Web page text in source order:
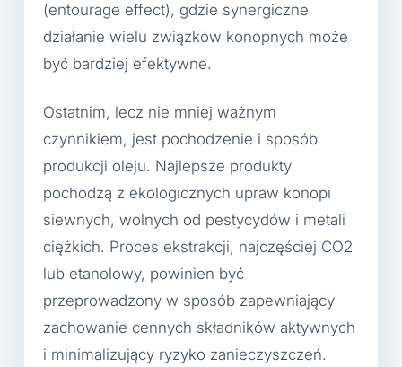
(entourage effect), gdzie synergiczne
działanie wielu związków konopnych może
być bardziej efektywne.
Ostatnim, lecz nie mniej ważnym
czynnikiem, jest pochodzenie i sposób
produkcji oleju. Najlepsze produkty
pochodzą z ekologicznych upraw konopi
siewnych, wolnych od pestycydów i metali
ciężkich. Proces ekstrakcji, najczęściej CO2
lub etanolowy, powinien być
przeprowadzony w sposób zapewniający
zachowanie cennych składników aktywnych
i minimalizujący ryzyko zanieczyszczeń.